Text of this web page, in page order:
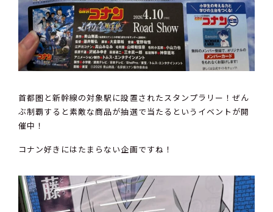
首都圏と新幹線の対象駅に設置されたスタンプラリー！ぜん
ぶ制覇すると素敵な商品が抽選で当たるというイベントが開
催中！
コナン好きにはたまらない企画ですね！